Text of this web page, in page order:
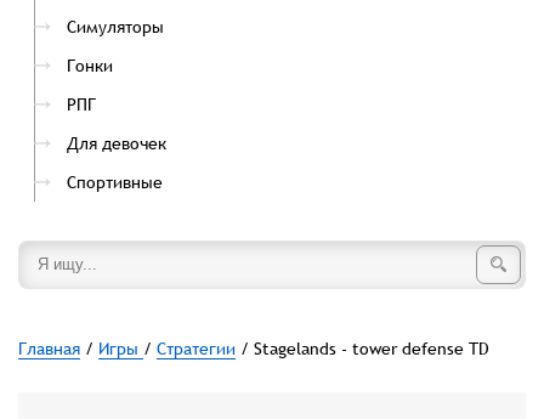
Симуляторы
Гонки
РПГ
Для девочек
Спортивные
Главная / Игры / Стратегии / Stagelands - tower defense TD